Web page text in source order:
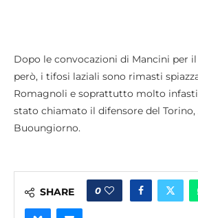
Dopo le convocazioni di Mancini per
però, i tifosi laziali sono rimasti
Romagnoli e soprattutto molto
stato chiamato il difensore del Torino,
Buoungiorno.
SHARE 0